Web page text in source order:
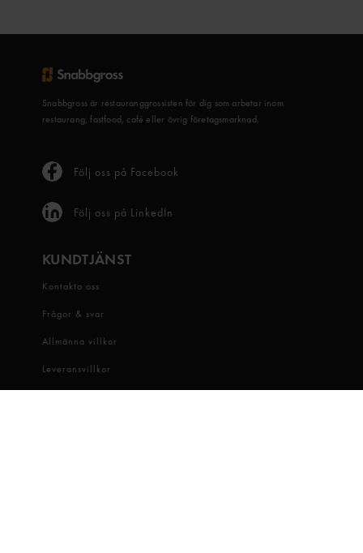
Snabbgross är restauranggrossisten för dig som arbetar inom
restaurang, fastfood, café eller övrig företagsmarknad.
Följ oss på Facebook
Följ oss på LinkedIn
KUNDTJÄNST
Kontakta oss
Frågor & svar
Allmänna villkor
Leveransvillkor